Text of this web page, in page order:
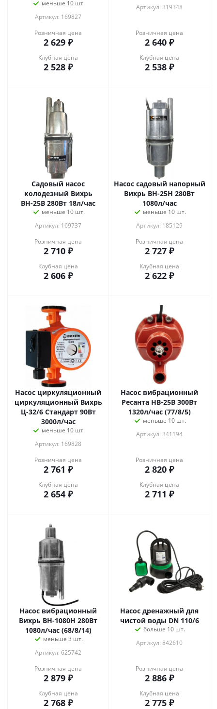
меньше 10 шт.
Артикул: 169827
Розничная цена
2 629 ₽
Клубная цена
2 528 ₽
Артикул: 319348
Розничная цена
2 640 ₽
Клубная цена
2 538 ₽
Садовый насос
колодезный Вихрь
ВН-25В 280Вт 18л/час
меньше 10 шт.
Артикул: 169737
Розничная цена
2 710 ₽
Клубная цена
2 606 ₽
Насос садовый напорный
Вихрь ВН-25Н 280Вт
1080л/час
меньше 10 шт.
Артикул: 185129
Розничная цена
2 727 ₽
Клубная цена
2 622 ₽
Насос циркуляционный
циркуляционный Вихрь
Ц-32/6 Стандарт 90Вт
3000л/час
меньше 10 шт.
Артикул: 169828
Розничная цена
2 761 ₽
Клубная цена
2 654 ₽
Насос вибрационный
Ресанта НВ-25В 300Вт
1320л/час (77/8/5)
меньше 10 шт.
Артикул: 341194
Розничная цена
2 820 ₽
Клубная цена
2 711 ₽
Насос вибрационный
Вихрь ВН-1080Н 280Вт
1080л/час (68/8/14)
меньше 3 шт.
Артикул: 625742
Розничная цена
2 879 ₽
Клубная цена
2 768 ₽
Насос дренажный для
чистой воды DN 110/6
больше 10 шт.
Артикул: 842610
Розничная цена
2 886 ₽
Клубная цена
2 775 ₽